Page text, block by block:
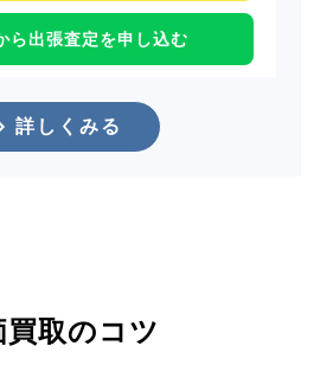
ら出張査定を申し込む
詳しくみる
買取のコツ